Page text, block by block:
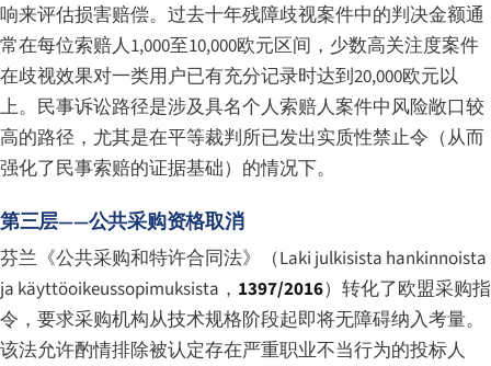
响来评估损害赔偿。过去十年残障歧视案件中的判决金额通
常在每位索赔人1,000至10,000欧元区间，少数高关注度案件
在歧视效果对一类用户已有充分记录时达到20,000欧元以
上。民事诉讼路径是涉及具名个人索赔人案件中风险敞口较
高的路径，尤其是在平等裁判所已发出实质性禁止令（从而
强化了民事索赔的证据基础）的情况下。
第三层——公共采购资格取消
芬兰《公共采购和特许合同法》（Laki julkisista hankinnoista
ja käyttöoikeussopimuksista ， 1397/2016）转化了欧盟采购指
令，要求采购机构从技术规格阶段起即将无障碍纳入考量。
该法允许酌情排除被认定存在严重职业不当行为的投标人